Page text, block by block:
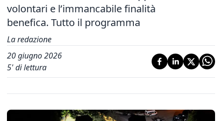
volontari e l’immancabile finalità
benefica. Tutto il programma
La redazione
20 giugno 2026
5' di lettura